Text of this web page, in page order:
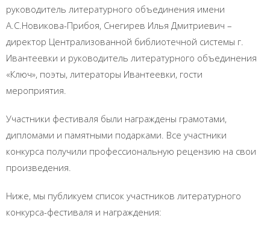
руководитель литературного объединения имени
А.С.Новикова-Прибоя, Снегирев Илья Дмитриевич –
директор Централизованной библиотечной системы г.
Ивантеевки и руководитель литературного объединения
«Ключ», поэты, литераторы Ивантеевки, гости
мероприятия.
Участники фестиваля были награждены грамотами,
дипломами и памятными подарками. Все участники
конкурса получили профессиональную рецензию на свои
произведения.
Ниже, мы публикуем список участников литературного
конкурса-фестиваля и награждения: